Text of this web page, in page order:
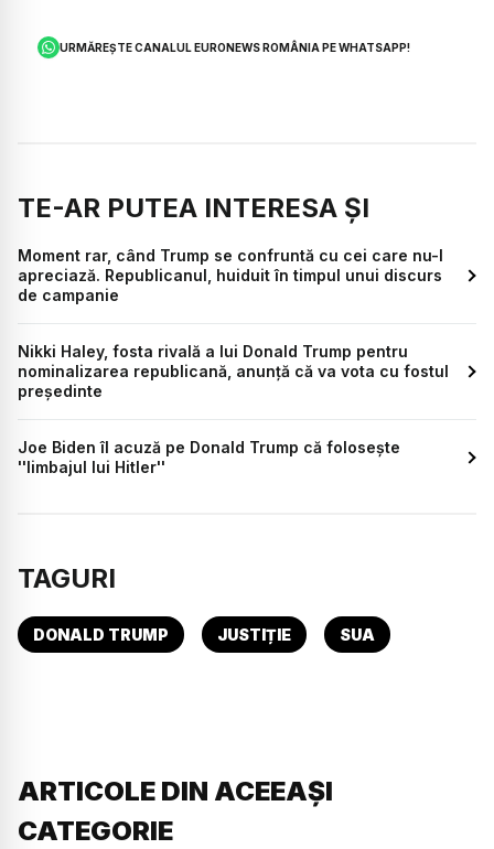
URMĂREȘTE CANALUL EURONEWS ROMÂNIA PE WHATSAPP!
TE-AR PUTEA INTERESA ȘI
Moment rar, când Trump se confruntă cu cei care nu-l
apreciază. Republicanul, huiduit în timpul unui discurs
de campanie
Nikki Haley, fosta rivală a lui Donald Trump pentru
nominalizarea republicană, anunță că va vota cu fostul
președinte
Joe Biden îl acuză pe Donald Trump că foloseşte
''limbajul lui Hitler''
TAGURI
DONALD TRUMP JUSTIȚIE SUA
ARTICOLE DIN ACEEAȘI
CATEGORIE